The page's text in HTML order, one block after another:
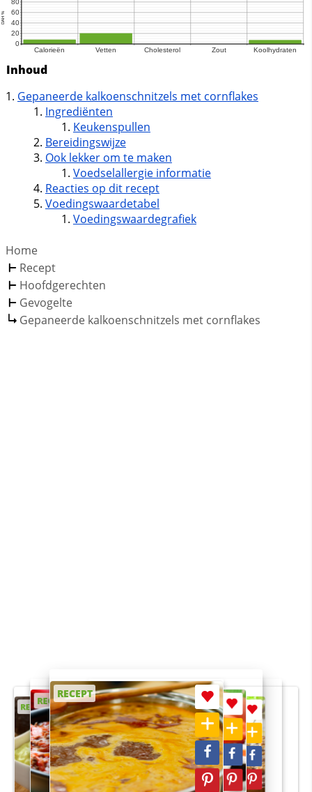
Inhoud
Gepaneerde kalkoenschnitzels met cornflakes
Ingrediënten
Keukenspullen
Bereidingswijze
Ook lekker om te maken
Voedselallergie informatie
Reacties op dit recept
Voedingswaardetabel
Voedingswaardegrafiek
Home
Recept
Hoofdgerechten
Gevogelte
Gepaneerde kalkoenschnitzels met cornflakes
RECEPT
RECEPT
RECEPT
RECEPT
RECEPT